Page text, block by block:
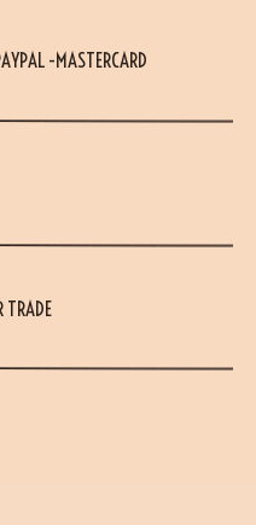
-MASTERCARD
TRADE